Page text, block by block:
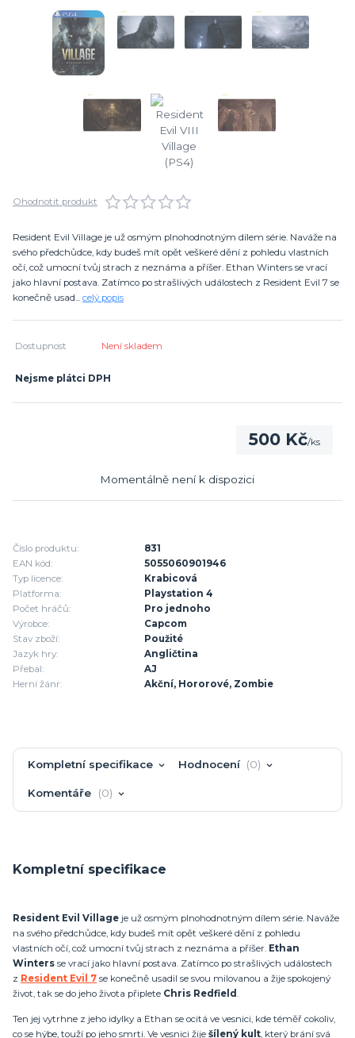
Ohodnotit produkt
Resident Evil Village je už osmým plnohodnotným dílem série. Naváže na
svého předchůdce, kdy budeš mít opět veškeré dění z pohledu vlastních
očí, což umocní tvůj strach z neznáma a příšer. Ethan Winters se vrací
jako hlavní postava. Zatímco po strašlivých událostech z Resident Evil 7 se
konečně usad... celý popis
Dostupnost Není skladem
Nejsme plátci DPH
500 Kč/ks
Momentálně není k dispozici
Číslo produktu:
831
EAN kód:
5055060901946
Typ licence:
Krabicová
Platforma:
Playstation 4
Počet hráčů:
Pro jednoho
Výrobce:
Capcom
Stav zboží:
Použité
Jazyk hry:
Angličtina
Přebal:
AJ
Herní žánr:
Akční, Hororové, Zombie
Kompletní specifikace Hodnocení 0
Komentáře 0
Kompletní specifikace
Resident Evil Village je už osmým plnohodnotným dílem série. Naváže
na svého předchůdce, kdy budeš mít opět veškeré dění z pohledu
vlastních očí, což umocní tvůj strach z neznáma a příšer. Ethan
Winters se vrací jako hlavní postava. Zatímco po strašlivých událostech
z Resident Evil 7 se konečně usadil se svou milovanou a žije spokojený
život, tak se do jeho života připlete Chris Redfield .
Ten jej vytrhne z jeho idylky a Ethan se ocitá ve vesnici, kde téměř cokoliv,
co se hýbe, touží po jeho smrti. Ve vesnici žije šílený kult, který brání svá